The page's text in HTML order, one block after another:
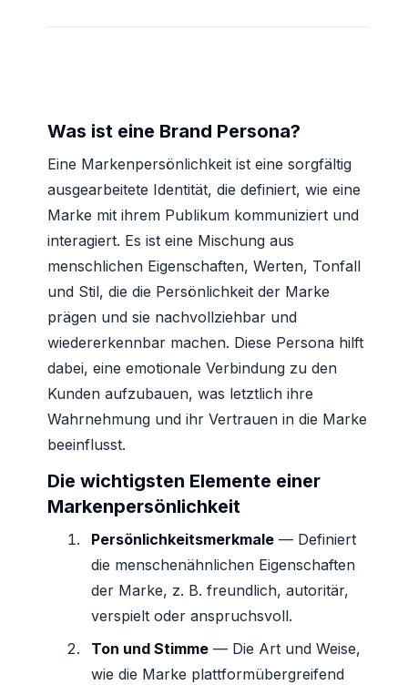
Was ist eine Brand Persona?
Eine Markenpersönlichkeit ist eine sorgfältig
ausgearbeitete Identität, die definiert, wie eine
Marke mit ihrem Publikum kommuniziert und
interagiert. Es ist eine Mischung aus
menschlichen Eigenschaften, Werten, Tonfall
und Stil, die die Persönlichkeit der Marke
prägen und sie nachvollziehbar und
wiedererkennbar machen. Diese Persona hilft
dabei, eine emotionale Verbindung zu den
Kunden aufzubauen, was letztlich ihre
Wahrnehmung und ihr Vertrauen in die Marke
beeinflusst.
Die wichtigsten Elemente einer
Markenpersönlichkeit
Persönlichkeitsmerkmale — Definiert
die menschenähnlichen Eigenschaften
der Marke, z. B. freundlich, autoritär,
verspielt oder anspruchsvoll.
Ton und Stimme — Die Art und Weise,
wie die Marke plattformübergreifend